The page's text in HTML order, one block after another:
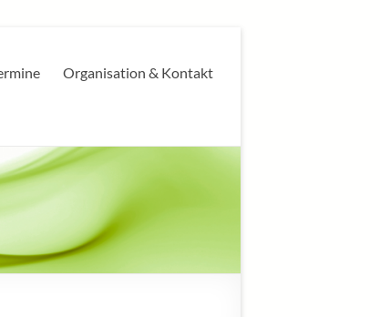
Organisation & Kontakt